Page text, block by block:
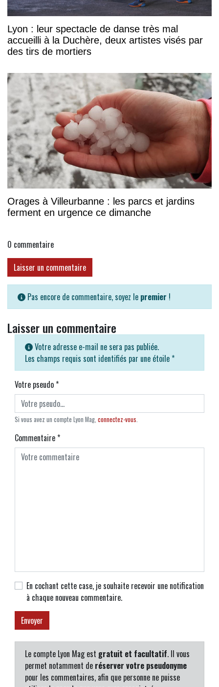
Lyon : leur spectacle de danse très mal
accueilli à la Duchère, deux artistes visés par
des tirs de mortiers
Orages à Villeurbanne : les parcs et jardins
ferment en urgence ce dimanche
0 commentaire
Laisser un commentaire
Pas encore de commentaire, soyez le premier !
Laisser un commentaire
Votre adresse e-mail ne sera pas publiée.
Les champs requis sont identifiés par une étoile *
Votre pseudo*
Si vous avez un compte Lyon Mag, connectez-vous.
Commentaire*
En cochant cette case, je souhaite recevoir une notification
à chaque nouveau commentaire.
Le compte Lyon Mag est gratuit et facultatif. Il vous
permet notamment de réserver votre pseudonyme
pour les commentaires, afin que personne ne puisse